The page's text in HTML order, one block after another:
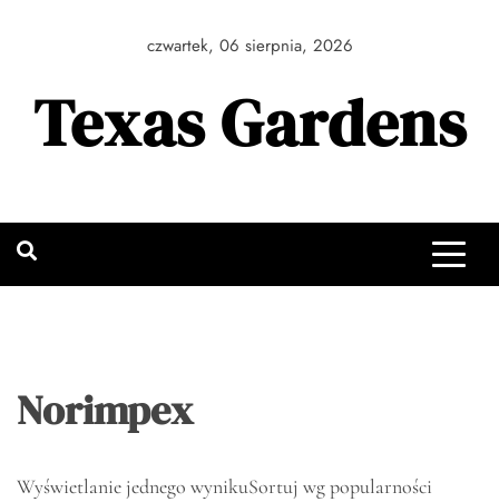
czwartek, 06 sierpnia, 2026
Texas Gardens
Norimpex
Wyświetlanie jednego wynikuSortuj wg popularności